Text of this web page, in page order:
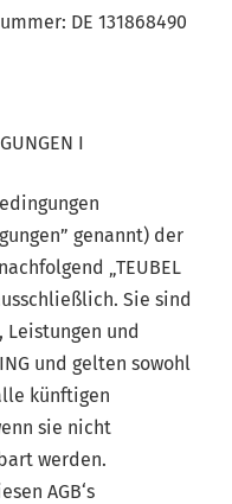
DE 131868490
I
genannt) der
„TEUBEL
Sie sind
und
und gelten sowohl
künftigen
sie nicht
werden.
AGB‘s